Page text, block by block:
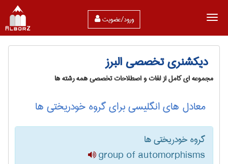
ورود/عضویت
دیکشنری تخصصی البرز
مجموعه ای کامل از لغات و اصطلاحات تخصصی همه رشته ها
معادل های انگلیسی برای گروه خودریختی ها
گروه خودریختی ها
group of automorphisms